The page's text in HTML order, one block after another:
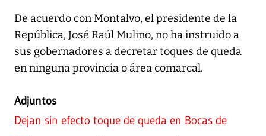
De acuerdo con Montalvo, el presidente de la
República, José Raúl Mulino, no ha instruido a
sus gobernadores a decretar toques de queda
en ninguna provincia o área comarcal.
Adjuntos
Dejan sin efecto toque de queda en Bocas de